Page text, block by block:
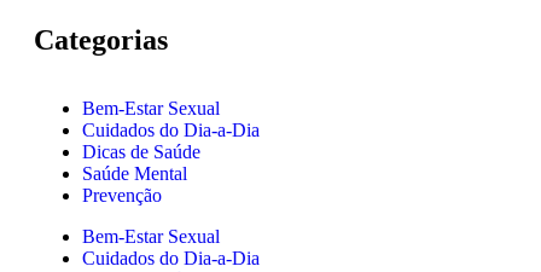
Categorias
Bem-Estar Sexual
Cuidados do Dia-a-Dia
Dicas de Saúde
Saúde Mental
Prevenção
Bem-Estar Sexual
Cuidados do Dia-a-Dia